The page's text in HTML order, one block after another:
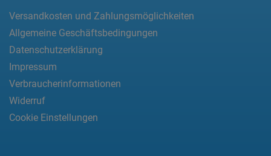
Versandkosten und Zahlungsmöglichkeiten
Allgemeine Geschäftsbedingungen
Datenschutzerklärung
Impressum
Verbraucherinformationen
Widerruf
Cookie Einstellungen